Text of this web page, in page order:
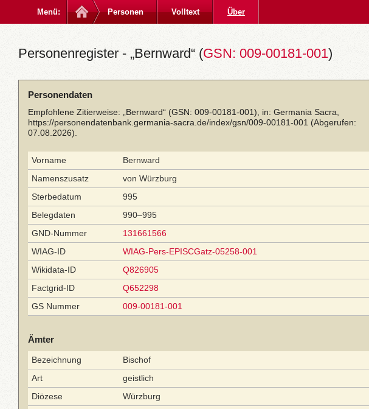
Menü: Personen Volltext Über
Personenregister - „Bernward“ (GSN: 009-00181-001)
Personendaten
Empfohlene Zitierweise: „Bernward“ (GSN: 009-00181-001), in: Germania Sacra,
https://personendatenbank.germania-sacra.de/index/gsn/009-00181-001 (Abgerufen:
07.08.2026).
Vorname
Bernward
Namenszusatz
von Würzburg
Sterbedatum
995
Belegdaten
990–995
GND-Nummer
131661566
WIAG-ID
WIAG-Pers-EPISCGatz-05258-001
Wikidata-ID
Q826905
Factgrid-ID
Q652298
GS Nummer
009-00181-001
Ämter
Bezeichnung
Bischof
Art
geistlich
Diözese
Würzburg